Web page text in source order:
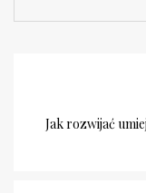
Jak rozwijać